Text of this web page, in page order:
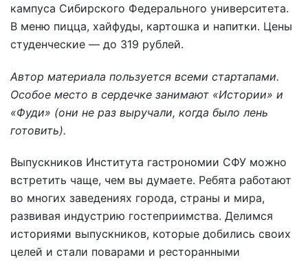
кампуса Сибирского Федерального университета.
В меню пицца, хайфуды, картошка и напитки. Цены
студенческие — до 319 рублей.
Автор материала пользуется всеми стартапами.
Особое место в сердечке занимают «Истории» и
«Фуди» (они не раз выручали, когда было лень
готовить).
Выпускников Института гастрономии СФУ можно
встретить чаще, чем вы думаете. Ребята работают
во многих заведениях города, страны и мира,
развивая индустрию гостеприимства. Делимся
историями выпускников, которые добились своих
целей и стали поварами и ресторанными